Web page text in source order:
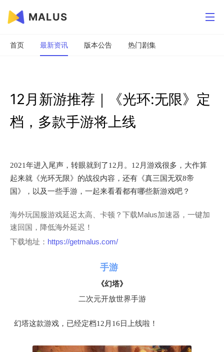
MALUS
首页 最新资讯 版本公告 热门剧集
12月新游推荐｜《光环:无限》定
档，多款手游将上线
2021年进入尾声，转眼就到了12月。12月游戏很多，大作算
起来就《光环无限》的战役内容，还有《真三国无双8帝
国》，以及一些手游，一起来看看都有哪些新游戏吧？
海外玩国服游戏延迟太高、卡顿？下载Malus加速器，一键加
速回国，降低海外延迟！
下载地址： https://getmalus.com/
手游
《幻塔》
二次元开放世界手游
幻塔这款游戏，已经定档12月16日上线啦！